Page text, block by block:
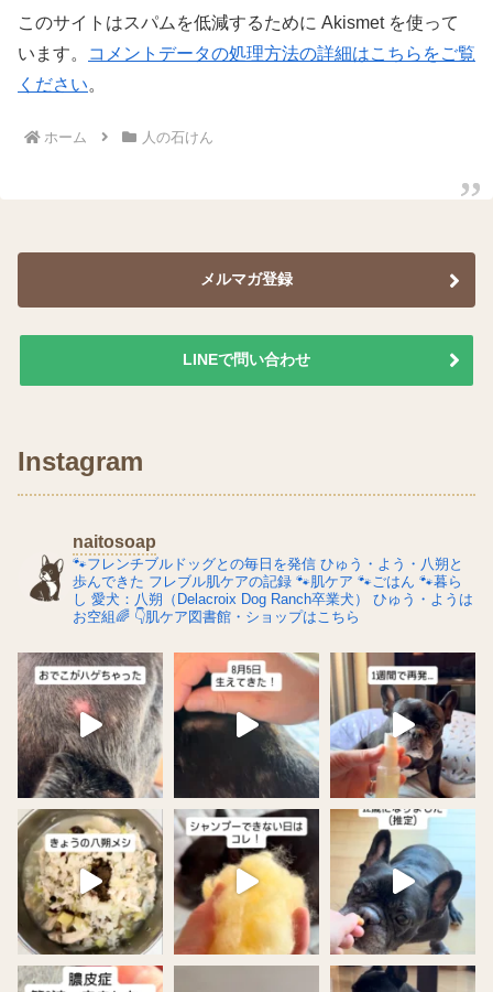
このサイトはスパムを低減するために Akismet を使って
います。
コメントデータの処理方法の詳細はこちらをご覧
ください。
ホーム 人の石けん
メルマガ登録
LINEで問い合わせ
Instagram
naitosoap
🐾フレンチブルドッグとの毎日を発信 ひゅう・よう・八朔と
歩んできた フレブル肌ケアの記録 🐾肌ケア 🐾ごはん 🐾暮ら
し 愛犬：八朔（Delacroix Dog Ranch卒業犬）
ひゅう・ようは
お空組🌈 👇肌ケア図書館・ショップはこちら